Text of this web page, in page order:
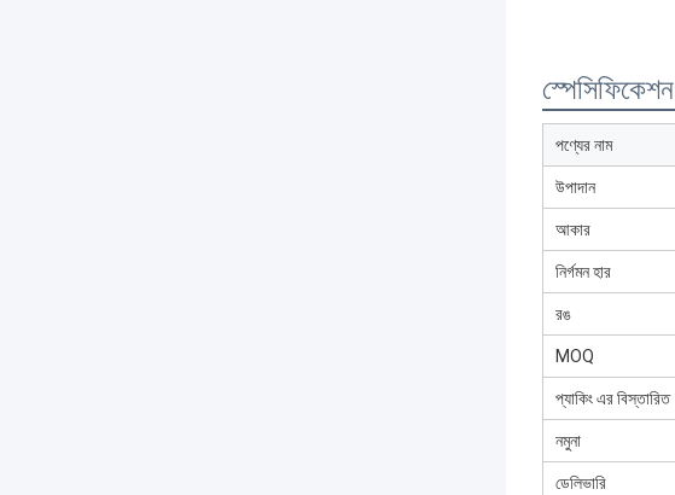
স্পেসিফিকেশন
পণ্যের নাম
উপাদান
আকার
নির্গমন হার
রঙ
MOQ
প্যাকিং এর বিস্তারিত
নমুনা
ডেলিভারি